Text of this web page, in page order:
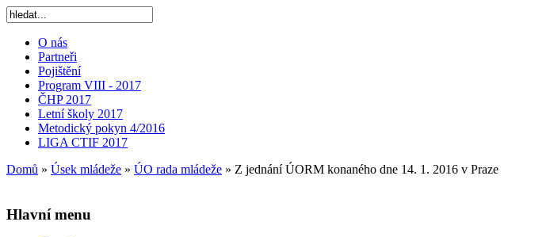
O nás
Partneři
Pojištění
Program VIII - 2017
ČHP 2017
Letní školy 2017
Metodický pokyn 4/2016
LIGA CTIF 2017
Domů » Úsek mládeže » ÚO rada mládeže » Z jednání ÚORM konaného dne 14. 1. 2016 v Praze
Hlavní menu